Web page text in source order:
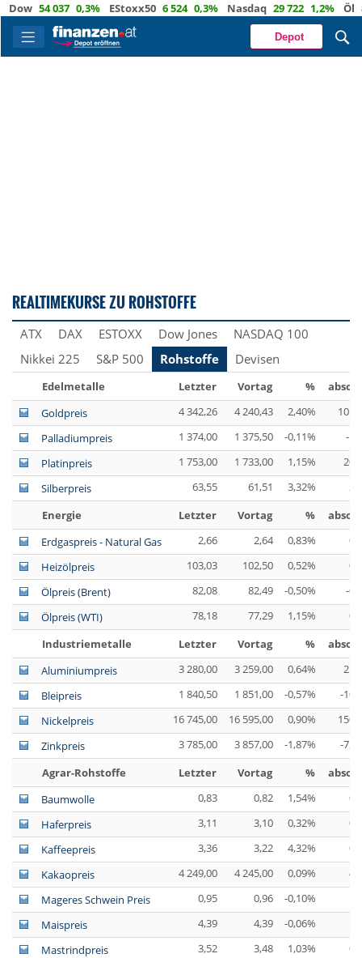
54 037 0,3% EStoxx50 6 524 0,3% Nasdaq 29 722 1,2% Öl
Depot
REALTIMEKURSE ZU ROHSTOFFE
ATX DAX ESTOXX Dow Jones
NASDAQ 100
Nikkei 225
S&P 500 Rohstoffe Devisen
Edelmetalle Letzter Vortag %
Goldpreis
4 342,26 4 240,43 2,40%
Palladiumpreis
1 374,00 1 375,50 -0,11%
-
Platinpreis
1 753,00 1 733,00 1,15%
Silberpreis
63,55 61,51 3,32%
Energie
Letzter Vortag %
Erdgaspreis - Natural Gas
2,66 2,64 0,83%
Heizölpreis
103,03 102,50 0,52%
Ölpreis (Brent)
82,08 82,49 -0,50%
-
Ölpreis (WTI)
78,18 77,29 1,15%
Industriemetalle
Letzter Vortag %
Aluminiumpreis
3 280,00 3 259,00 0,64%
Bleipreis
1 840,50 1 851,00 -0,57%
-
Nickelpreis
16 745,00 16 595,00 0,90%
Zinkpreis
3 785,00 3 857,00 -1,87%
-
Agrar-Rohstoffe
Letzter Vortag %
Baumwolle
0,83 0,82 1,54%
Haferpreis
3,11 3,10 0,32%
Kaffeepreis
3,36 3,22 4,32%
Kakaopreis
4 249,00 4 245,00 0,09%
Mageres Schwein Preis
0,95 0,96
-0,10%
Maispreis
4,39 4,39
-0,06%
Mastrindpreis
3,52 3,48 1,03%